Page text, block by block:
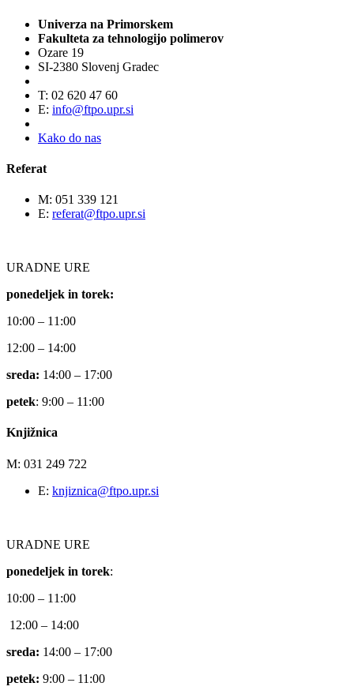
Univerza na Primorskem
Fakulteta za tehnologijo polimerov
Ozare 19
SI-2380 Slovenj Gradec
T: 02 620 47 60
E: info@ftpo.upr.si
Kako do nas
Referat
M: 051 339 121
E: referat@ftpo.upr.si
URADNE URE
ponedeljek in torek:
10:00 – 11:00
12:00 – 14:00
sreda: 14:00 – 17:00
petek: 9:00 – 11:00
Knjižnica
M: 031 249 722
E: knjiznica@ftpo.upr.si
URADNE URE
ponedeljek in torek:
10:00 – 11:00
12:00 – 14:00
sreda: 14:00 – 17:00
petek: 9:00 – 11:00